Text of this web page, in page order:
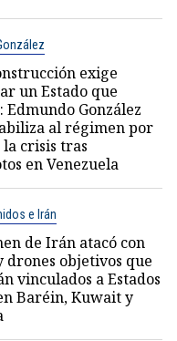
exige
un Estado que
Edmundo González
al régimen por
crisis tras
en Venezuela
e Irán
de Irán atacó con
drones objetivos que
vinculados a Estados
Baréin, Kuwait y